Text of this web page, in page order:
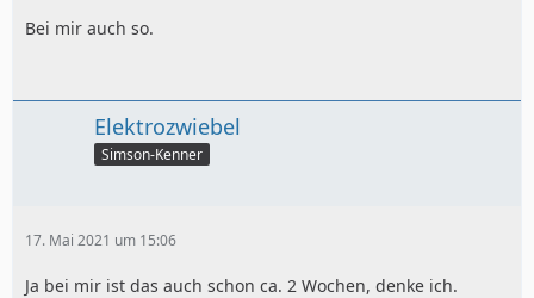
Bei mir auch so.
Elektrozwiebel
Simson-Kenner
17. Mai 2021 um 15:06
Ja bei mir ist das auch schon ca. 2 Wochen, denke ich.